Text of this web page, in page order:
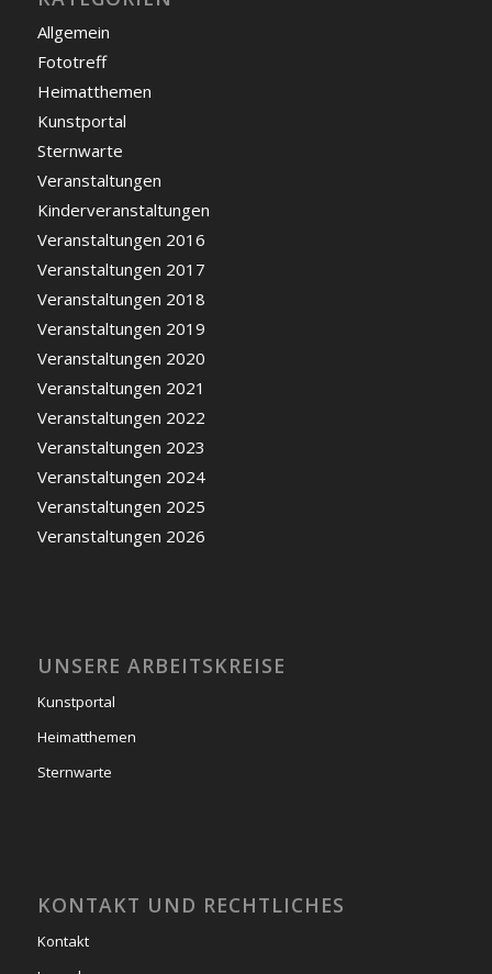
Allgemein
Fototreff
Heimatthemen
Kunstportal
Sternwarte
Veranstaltungen
Kinderveranstaltungen
Veranstaltungen 2016
Veranstaltungen 2017
Veranstaltungen 2018
Veranstaltungen 2019
Veranstaltungen 2020
Veranstaltungen 2021
Veranstaltungen 2022
Veranstaltungen 2023
Veranstaltungen 2024
Veranstaltungen 2025
Veranstaltungen 2026
UNSERE ARBEITSKREISE
Kunstportal
Heimatthemen
Sternwarte
KONTAKT UND RECHTLICHES
Kontakt